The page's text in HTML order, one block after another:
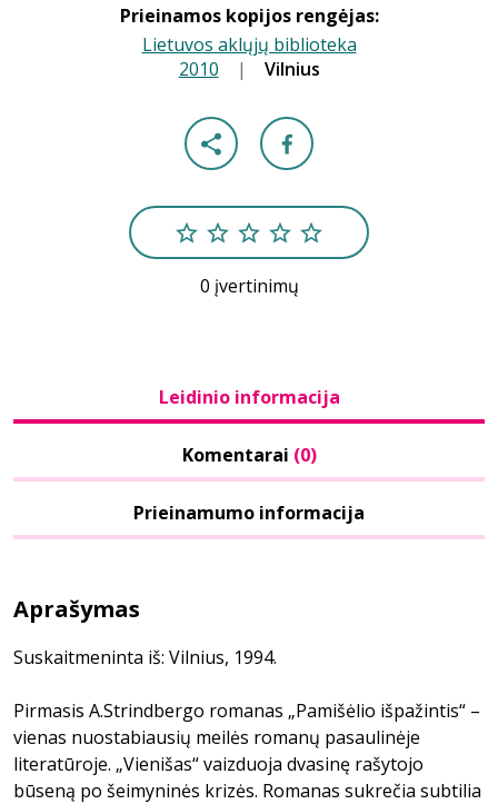
Prieinamos kopijos rengėjas:
Lietuvos aklųjų biblioteka
2010 | Vilnius
0 įvertinimų
Leidinio informacija
Komentarai (0)
Prieinamumo informacija
Aprašymas
Suskaitmeninta iš: Vilnius, 1994.
Pirmasis A.Strindbergo romanas „Pamišėlio išpažintis“ –
vienas nuostabiausių meilės romanų pasaulinėje
literatūroje. „Vienišas“ vaizduoja dvasinę rašytojo
būseną po šeimyninės krizės. Romanas sukrečia subtilia